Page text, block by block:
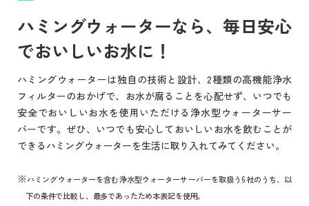
ハミングウォーターなら、毎日安心
でおいしいお水に！
ハミングウォーターは独自の技術と設計、2種類の高機能浄水
フィルターのおかげで、お水が腐ることを心配せず、いつでも
安全でおいしいお水を使用いただける浄水型ウォーターサー
バーです。ぜひ、いつでも安心しておいしいお水を飲むことが
できるハミングウォーターを生活に取り入れてみてください。
ハミングウォーターを含む浄水型ウォーターサーバーを取扱う6社のうち、以
下の条件で比較し、最多であったため本表記を使用。